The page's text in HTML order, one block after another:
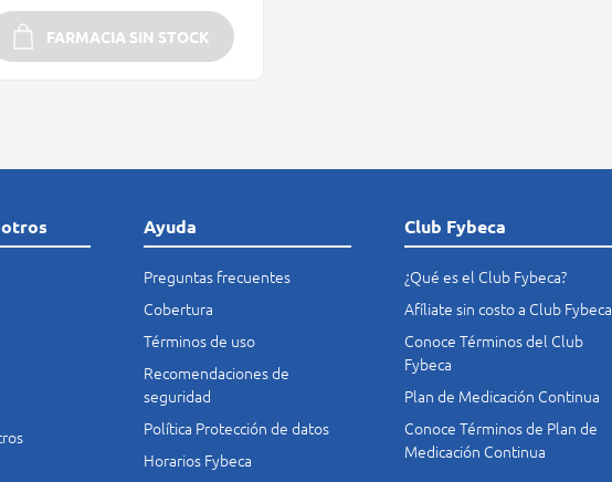
FARMACIA SIN STOCK
Ayuda
Preguntas frecuentes
Cobertura
Términos de uso
Recomendaciones de
seguridad
Política Protección de datos
Horarios Fybeca
Club Fybeca
¿Qué es el Club Fybeca?
Afíliate sin costo a Club Fybeca
Conoce Términos del Club
Fybeca
Plan de Medicación Continua
Conoce Términos de Plan de
Medicación Continua